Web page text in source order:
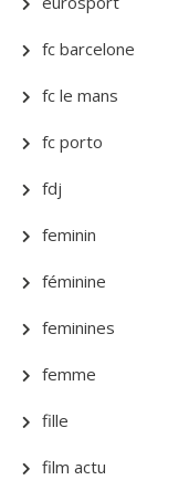
fc barcelone
fc le mans
fc porto
fdj
feminin
féminine
feminines
femme
fille
film actu